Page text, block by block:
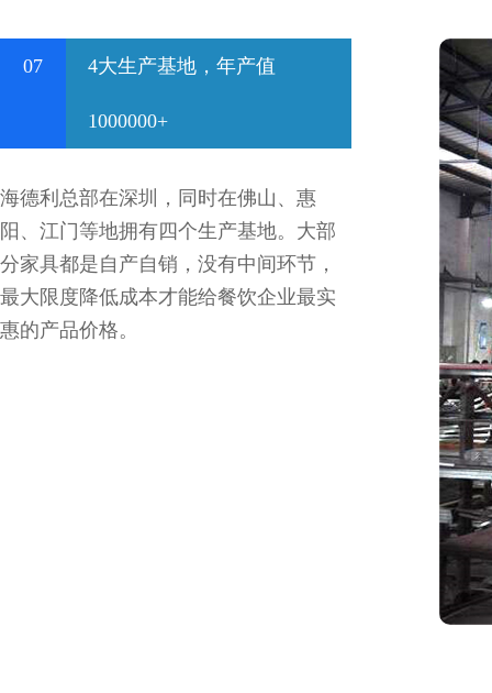
07 4大生产基地，年产值
1000000+
海德利总部在深圳，同时在佛山、惠
阳、江门等地拥有四个生产基地。大部
分家具都是自产自销，没有中间环节，
最大限度降低成本才能给餐饮企业最实
惠的产品价格。